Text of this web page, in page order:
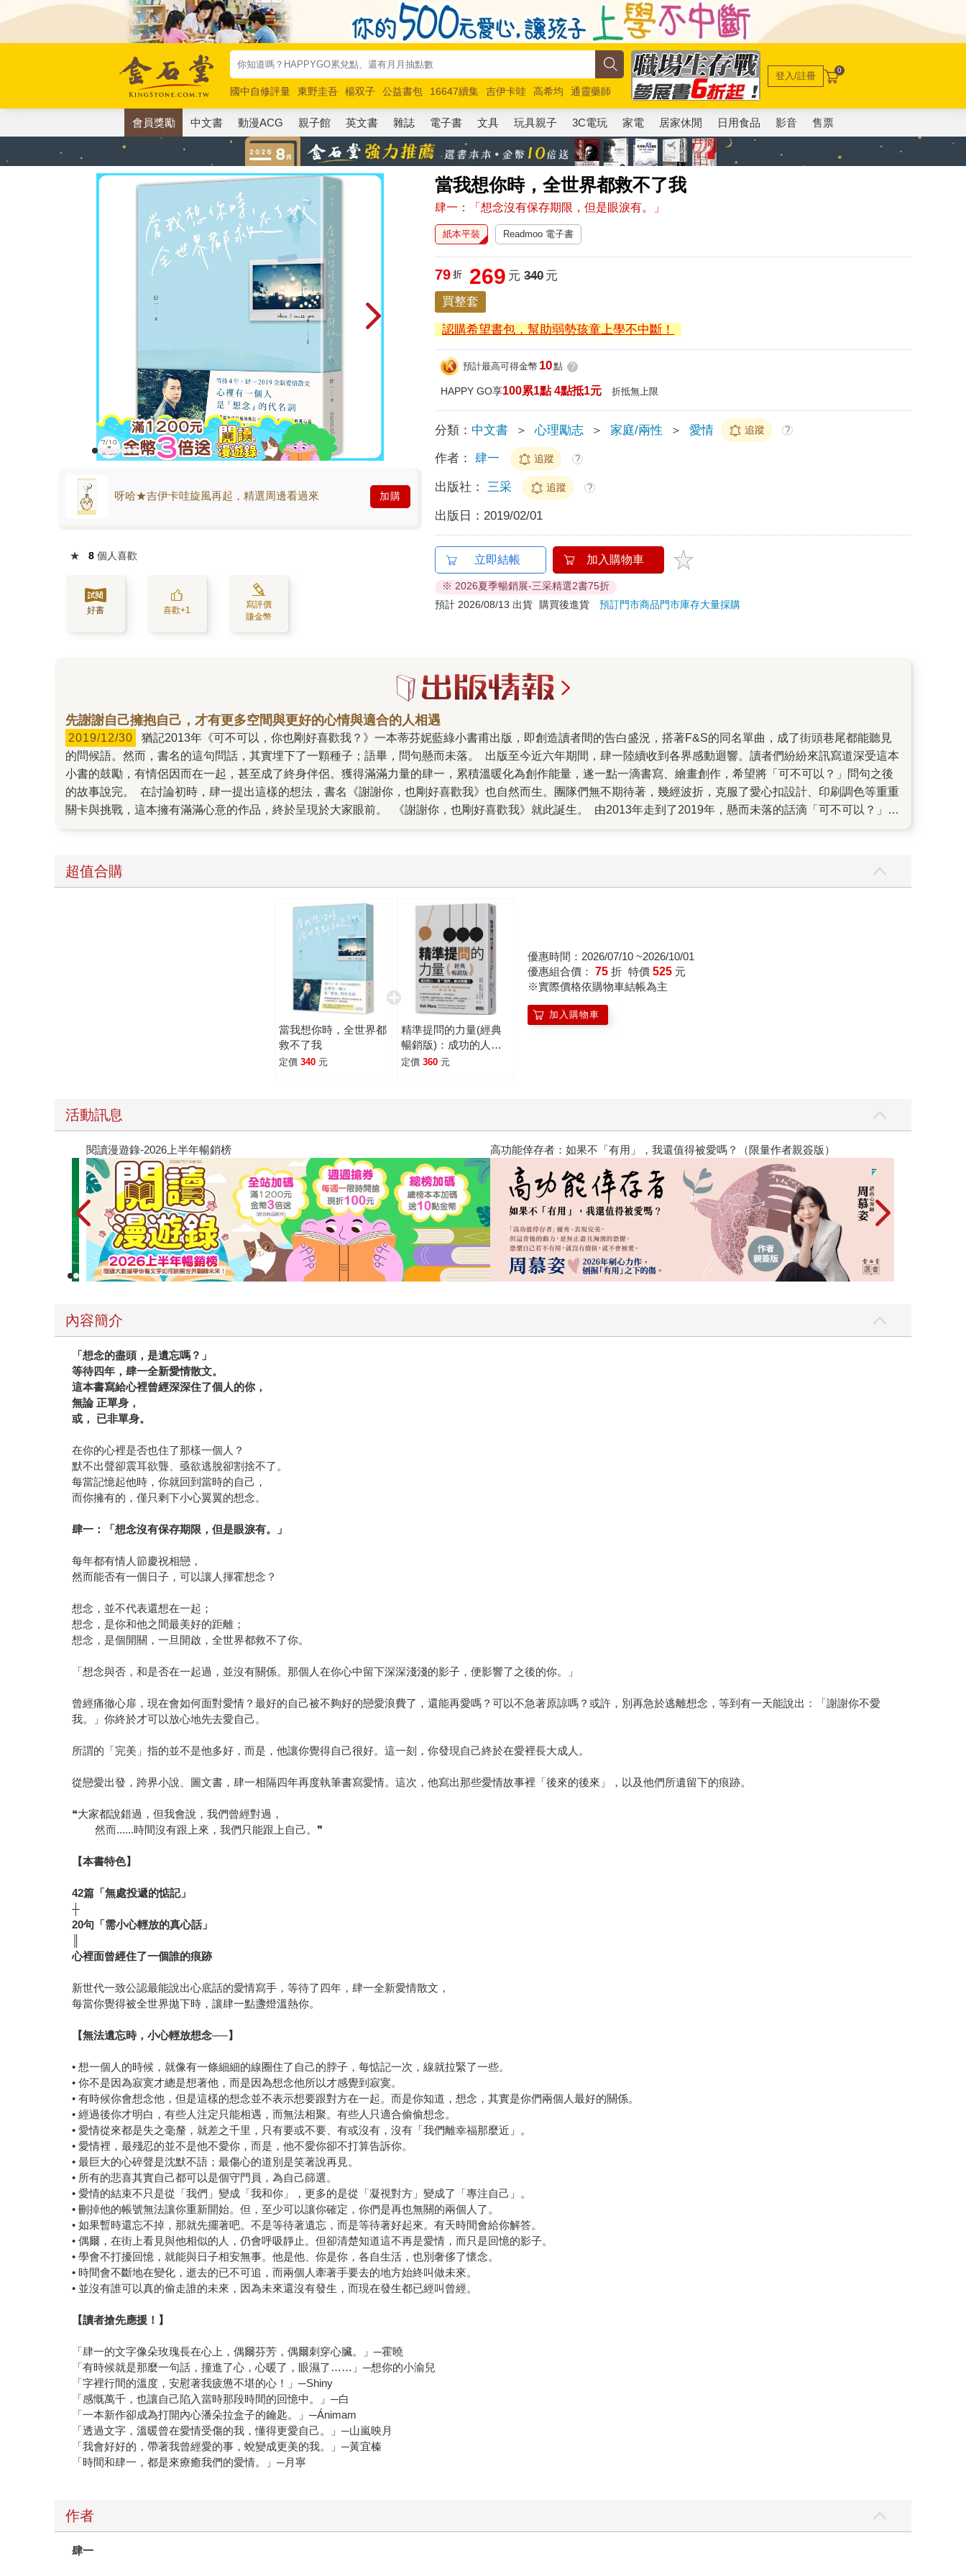
國中自修評量 東野圭吾 楊双子 公益書包 16647續集 吉伊卡哇 高希均
通靈藥師
唯紅花綻放
奧德賽 路邊攤新作 馬斯克 玩具總動員5 超慢跑
登入/註冊 0
會員獎勵 中文書 動漫ACG 親子館 英文書 雜誌 電子書 文具 玩具親子 3C電玩 家電 居家休閒 日用食品 影音 售票
當我想你時，全世界都救不了我
肆一：「想念沒有保存期限，但是眼淚有。」
呀哈★吉伊卡哇旋風再起，精選周邊看過來 加購
★ 8 個人喜歡
好書 喜歡+1
寫評價
賺金幣
紙本平裝 Readmoo 電子書
79 折 269 元 340元
買整套
認購希望書包，幫助弱勢孩童上學不中斷！
預計最高可得金幣 10點 ?
HAPPY GO享100累1點 4點抵1元 折抵無上限
分類： 中文書 ＞ 心理勵志 ＞ 家庭/兩性 ＞ 愛情 追蹤 ?
作者： 肆一 追蹤 ?
出版社： 三采 追蹤 ?
出版日： 2019/02/01
立即結帳 加入購物車
※ 2026夏季暢銷展-三采精選2書75折
預計 2026/08/13 出貨
購買後進貨預訂門市商品門市庫存大量採購
先謝謝自己擁抱自己，才有更多空間與更好的心情與適合的人相遇
2019/12/30
猶記2013年《可不可以，你也剛好喜歡我？》一本蒂芬妮藍綠小書甫出版，即創造讀者間的告白盛況，搭著F&S的同名單曲，成了街頭巷尾都能聽見
的問候語。然而，書名的這句問話，其實埋下了一顆種子；語畢，問句懸而未落。 出版至今近六年期間，肆一陸續收到各界感動迴響。讀者們紛紛來訊寫道深受這本
小書的鼓勵，有情侶因而在一起，甚至成了終身伴侶。獲得滿滿力量的肆一，累積溫暖化為創作能量，遂一點一滴書寫、繪畫創作，希望將「可不可以？」問句之後
的故事說完。 在討論初時，肆一提出這樣的想法，書名《謝謝你，也剛好喜歡我》也自然而生。團隊們無不期待著，幾經波折，克服了愛心扣設計、印刷調色等重重
關卡與挑戰，這本擁有滿滿心意的作品，終於呈現於大家眼前。 《謝謝你，也剛好喜歡我》就此誕生。 由2013年走到了2019年，懸而未落的話滴「可不可以？」有
以》是充滿期待寄出的青澀信箋，《謝謝你》則是更加篤定、完整的愛的包裹。本書以粉暖橘與清透天空藍的書扉交會，特殊設計愛心扣，更是為了讓兩瓣心扉能同
時開啟閱讀而生。 而身為編輯，與肆一合作第十二號作品，是一如既往安心。那種安心感，並非來自作者本身成績或粉絲聲量，而是由本人散發出的溫暖。 肆一有
往地在截稿日前即早交了全書圖文，隨即放手讓編輯有足夠的準備空間（然後就自個兒跑出國散心了）（編輯與美編點菸）。 在《謝謝你，也剛好喜歡我》其中，肆
一最想說的，其實是「感謝」。 謝謝相遇、謝謝出現在生命裡的每個人，更重要的是，謝謝始終不放棄的那個自己。 書名的這個「你」，不單指另一半愛人，更重
要的，其實是「你自己」。謝謝走過了風雨的自己，謝謝忍痛離開了不適合他的自己，謝謝一路以來這麼堅強撐過來的自己。先謝謝了自己，擁抱了自己，才有更多
空間與更好的心情，再與適合的人相遇，才能剛剛好的互相喜歡。 這即是對《謝謝你，也剛好喜歡我》最完整的詮釋。 肆一想對正在閱讀此篇文章的你說： 如果，
有那個人正守護著你，希望你們能繼續好好把握對方； 倘若，那人尚未出現，你也可以，剛好喜歡你自己。
超值合購
當我想你時，全世界都
救不了我
定價 340 元
精準提問的力量(經典
暢銷版)：成功的人，
用「提問」 解決問
定價 360 元
優惠時間：2026/07/10 ~2026/10/01
優惠組合價： 75 折 特價 525 元
※實際價格依購物車結帳為主
加入購物車
活動訊息
閱讀漫遊錄-2026上半年暢銷榜 高功能倖存者：如果不「有用」，我還值得被愛嗎？（限量作者親簽版）
內容簡介
「想念的盡頭，是遺忘嗎？」
等待四年，肆一全新愛情散文。
這本書寫給心裡曾經深深住了個人的你，
無論 正單身，
或， 已非單身。
在你的心裡是否也住了那樣一個人？
默不出聲卻震耳欲聾、亟欲逃脫卻割捨不了。
每當記憶起他時，你就回到當時的自己，
而你擁有的，僅只剩下小心翼翼的想念。
肆一：「想念沒有保存期限，但是眼淚有。」
每年都有情人節慶祝相戀，
然而能否有一個日子，可以讓人揮霍想念？
想念，並不代表還想在一起；
想念，是你和他之間最美好的距離；
想念，是個開關，一旦開啟，全世界都救不了你。
「想念與否，和是否在一起過，並沒有關係。那個人在你心中留下深深淺淺的影子，便影響了之後的你。」
曾經痛徹心扉，現在會如何面對愛情？最好的自己被不夠好的戀愛浪費了，還能再愛嗎？可以不急著原諒嗎？或許，別再急於逃離想念，等到有一天能說出：「謝謝你不愛
我。」你終於才可以放心地先去愛自己。
所謂的「完美」指的並不是他多好，而是，他讓你覺得自己很好。這一刻，你發現自己終於在愛裡長大成人。
從戀愛出發，跨界小說、圖文書，肆一相隔四年再度執筆書寫愛情。這次，他寫出那些愛情故事裡「後來的後來」，以及他們所遺留下的痕跡。
❝大家都說錯過，但我會說，我們曾經對過，
然而......時間沒有跟上來，我們只能跟上自己。❞
【本書特色】
42篇「無處投遞的惦記」
┼
20句「需小心輕放的真心話」
心裡面曾經住了一個誰的痕跡
新世代一致公認最能說出心底話的愛情寫手，等待了四年，肆一全新愛情散文，
每當你覺得被全世界拋下時，讓肆一點盞燈溫熱你。
【無法遺忘時，小心輕放想念──】
• 想一個人的時候，就像有一條細細的線圈住了自己的脖子，每惦記一次，線就拉緊了一些。
• 你不是因為寂寞才總是想著他，而是因為想念他所以才感覺到寂寞。
• 有時候你會想念他，但是這樣的想念並不表示想要跟對方在一起。而是你知道，想念，其實是你們兩個人最好的關係。
• 經過後你才明白，有些人注定只能相遇，而無法相聚。有些人只適合偷偷想念。
• 愛情從來都是失之毫釐，就差之千里，只有要或不要、有或沒有，沒有「我們離幸福那麼近」。
• 愛情裡，最殘忍的並不是他不愛你，而是，他不愛你卻不打算告訴你。
• 最巨大的心碎聲是沈默不語；最傷心的道別是笑著說再見。
• 所有的悲喜其實自己都可以是個守門員，為自己篩選。
• 愛情的結束不只是從「我們」變成「我和你」，更多的是從「凝視對方」變成了「專注自己」。
• 刪掉他的帳號無法讓你重新開始。但，至少可以讓你確定，你們是再也無關的兩個人了。
• 如果暫時還忘不掉，那就先擺著吧。不是等待著遺忘，而是等待著好起來。有天時間會給你解答。
• 偶爾，在街上看見與他相似的人，仍會呼吸靜止。但卻清楚知道這不再是愛情，而只是回憶的影子。
• 學會不打擾回憶，就能與日子相安無事。他是他、你是你，各自生活，也別奢侈了懷念。
• 時間會不斷地在變化，逝去的已不可追，而兩個人牽著手要去的地方始終叫做未來。
• 並沒有誰可以真的偷走誰的未來，因為未來還沒有發生，而現在發生都已經叫曾經。
【讀者搶先應援！】
「肆一的文字像朵玫瑰長在心上，偶爾芬芳，偶爾刺穿心臟。」─霍曉
「有時候就是那麼一句話，撞進了心，心暖了，眼濕了……」─想你的小渝兒
「字裡行間的溫度，安慰著我疲憊不堪的心！」─Shiny
「感慨萬千，也讓自己陷入當時那段時間的回憶中。」─白
「一本新作卻成為打開內心潘朵拉盒子的鑰匙。」─Ánimam
「透過文字，溫暖曾在愛情受傷的我，懂得更愛自己。」─山嵐映月
「我會好好的，帶著我曾經愛的事，蛻變成更美的我。」─黃宜榛
「時間和肆一，都是來療癒我們的愛情。」─月寧
作者
肆一